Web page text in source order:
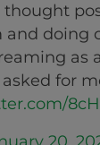
thought
and doing
as
for